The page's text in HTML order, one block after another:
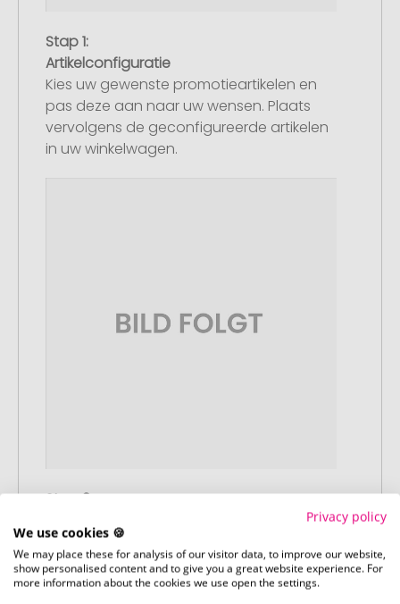
Stap 1:
Artikelconfiguratie
Kies uw gewenste promotieartikelen en
pas deze aan naar uw wensen. Plaats
vervolgens de geconfigureerde artikelen
in uw winkelwagen.
Stap 2:
Upload uw logo of ontwerp op onze
afrekenpagina (checkout) en rond uw
bestelling af. Mocht u op dit moment
Privacy policy
We use cookies 🍪
We may place these for analysis of our visitor data, to improve our website,
show personalised content and to give you a great website experience. For
more information about the cookies we use open the settings.